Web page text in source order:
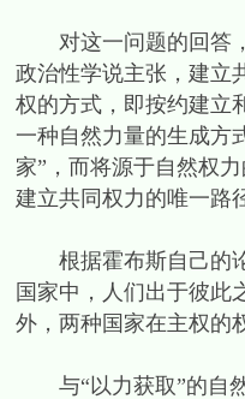
对这一问题的回答，
政治性学说主张，建立
权的方式，即按约建立
一种自然力量的生成方
家”，而将源于自然权
建立共同权力的唯一路
根据霍布斯自己的论
国家中，人们出于彼此
外，两种国家在主权的
与“以力获取”的自然